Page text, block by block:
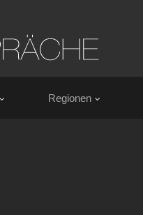
Regionen